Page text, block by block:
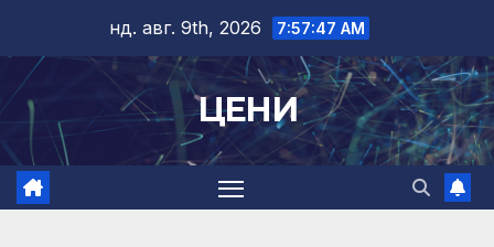
content
нд. авг. 9th, 2026 7:57:48 AM
ЦЕНИ